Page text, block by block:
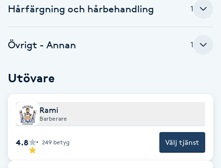
Gellack med förstärkning
Gravidyoga
Gruppträning
Gua Sha-massage
H
Hårfärgning och hårbehandling 1
Övrigt - Annan 1
Utövare
Rami
Barberare
4.8 249 betyg Välj tjänst